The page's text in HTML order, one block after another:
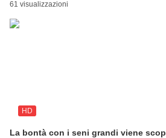
61 visualizzazioni
HD
La bontà con i seni grandi viene